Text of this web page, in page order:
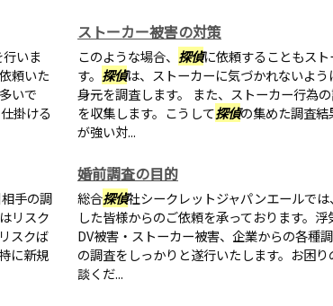
いま
頼いた
いで
掛ける
ストーカー被害の対策
このような場合、 探偵に依頼することもス
す。 探偵は、ストーカーに気づかれないよ
身元を調査します。 また、ストーカー行為
を収集します。こうして探偵の集めた調査
が強い対...
手の調
リスク
スクば
に新規
婚前調査の目的
総合探偵社シークレットジャパンエールで
した皆様からのご依頼を承っております。浮
DV被害・ストーカー被害、企業からの各種
の調査をしっかりと遂行いたします。お困
談くだ...